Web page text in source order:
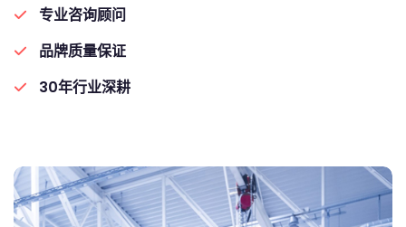
专业咨询顾问
品牌质量保证
30年行业深耕